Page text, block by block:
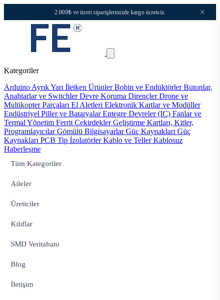
2.000₺ ve üzeri siparişlerinizde kargo ücretsiz. ×
Kategoriler
Arduino Ayrık Yarı İletken ÜrünlerBobin ve EndüktörlerButonlar,
Anahtarlar ve SwitchlerDevre Koruma DirençlerDrone ve
Multikopter Parçaları El Aletleri Elektronik Kartlar ve Modüller
Endüstriyel Piller ve BataryalarEntegre Devreler (IC) Fanlar ve
Termal Yönetim Ferrit ÇekirdeklerGeliştirme Kartları, Kitler,
ProgramlayıcılarGömülü BilgisayarlarGüç Kaynakları Güç
Kaynakları PCB Tip İzolatörlerKablo ve TellerKablosuz
Haberleşme
Tüm Kategoriler
Aileler
Üreticiler
Kılıflar
SMD Veritabanı
Blog
İletişim